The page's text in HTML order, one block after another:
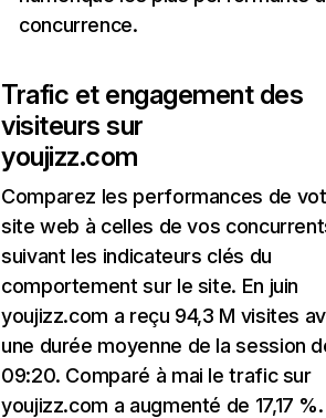
concurrence.
Trafic et engagement des
visiteurs sur
youjizz.com
Comparez les performances de
site web à celles de vos
suivant les indicateurs clés du
comportement sur le site. En juin
youjizz.com a reçu 94,3 M visites
une durée moyenne de la session
09:20. Comparé à mai le trafic sur
youjizz.com a augmenté de 17,17 %.